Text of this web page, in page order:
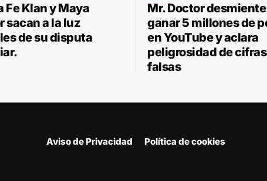
Fe Klan y Maya
sacan a la luz
de su disputa
Mr. Doctor desmiente
ganar 5 millones de
en YouTube y aclara
peligrosidad de cifras
falsas
Aviso de Privacidad Política de cookies